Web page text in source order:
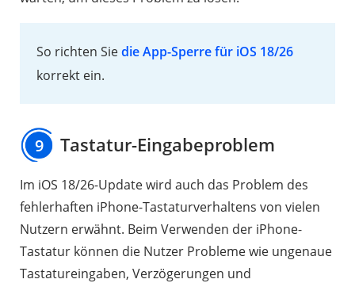
So richten Siedie App-Sperre für iOS 18/26
korrekt ein.
9 Tastatur-Eingabeproblem
Im iOS 18/26-Update wird auch das Problem des
fehlerhaften iPhone-Tastaturverhaltens von vielen
Nutzern erwähnt. Beim Verwenden der iPhone-
Tastatur können die Nutzer Probleme wie ungenaue
Tastatureingaben, Verzögerungen und